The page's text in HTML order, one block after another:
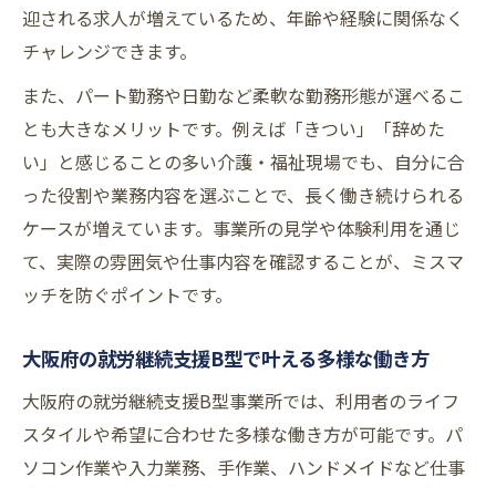
迎される求人が増えているため、年齢や経験に関係なく
チャレンジできます。
また、パート勤務や日勤など柔軟な勤務形態が選べるこ
とも大きなメリットです。例えば「きつい」「辞めた
い」と感じることの多い介護・福祉現場でも、自分に合
った役割や業務内容を選ぶことで、長く働き続けられる
ケースが増えています。事業所の見学や体験利用を通じ
て、実際の雰囲気や仕事内容を確認することが、ミスマ
ッチを防ぐポイントです。
大阪府の就労継続支援B型で叶える多様な働き方
大阪府の就労継続支援B型事業所では、利用者のライフ
スタイルや希望に合わせた多様な働き方が可能です。パ
ソコン作業や入力業務、手作業、ハンドメイドなど仕事